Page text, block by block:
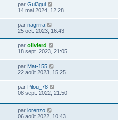
par Gui3gui
14 mai 2024, 12:28
par nagrrra
25 oct. 2023, 16:43
par olivierd
18 sept. 2023, 21:05
par Mat-155
22 août 2023, 15:25
par Pilou_78
08 sept. 2022, 21:50
par lorenzo
06 août 2022, 10:43